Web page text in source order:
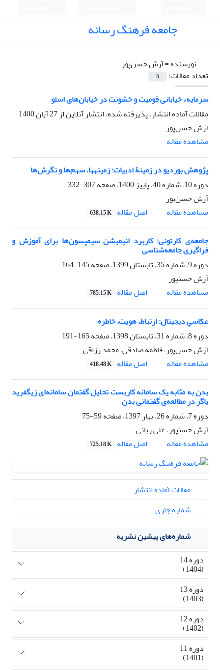
جامعه فرهنگ رسانه
نویسنده =آرش حسن‌پور
تعداد مقالات:
5
سرمایهء خیابانی قومیت و خشونت در خیابان‌های اسلو
مقالات آماده انتشار، پذیرفته شده، انتشار آنلاین از27 آبان 1400
آرش حسن‌پور
مشاهده مقاله
پژوهش بوردیو در زمینۀ ادبیات: زمینه‎ها، سهم‌ها و نگرش‌ها
دوره 10، شماره 40، پاییز 1400، صفحه
307-332
آرش حسن‌پور
مشاهده مقاله
اصل مقاله 638.15 K
جامعه‌ی کارتونی: کاربرد انیمیشن سیمپسون‌ها برای آموزش و
فراگیری جامعه‌شناسی
دوره 9، شماره 35، تابستان 1399، صفحه
145-164
آرش حسنپور
مشاهده مقاله
اصل مقاله 785.15 K
عکاسیِ دیجیتال: ارتباط، هویت، خاطره
دوره 8، شماره 31، تابستان 1398، صفحه
165-191
آرش حسن‌پور، فاطمه صادقی، محمد رزاقی
مشاهده مقاله
اصل مقاله 418.48 K
بدن به مثابه یک سامانه کاربست تحلیل گفتمان سامانه‌ای زیگفرید
یاگر در مطالعه‌ی گفتمانی بدن
دوره 7، شماره 26، بهار 1397، صفحه
59-75
آرش حسنپور، علی ربانی
مشاهده مقاله
اصل مقاله 725.18 K
مقالات آماده انتشار
شماره جاری
شماره‌های پیشین نشریه
دوره 14
(1404)
دوره 13
(1403)
دوره 12
(1402)
دوره 11
(1401)